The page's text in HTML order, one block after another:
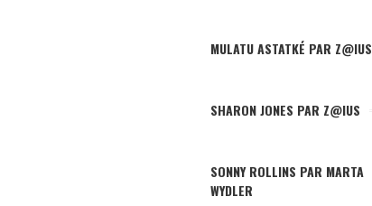
MULATU ASTATKÉ PAR Z@IUS
SHARON JONES PAR Z@IUS
SONNY ROLLINS PAR MARTA
WYDLER